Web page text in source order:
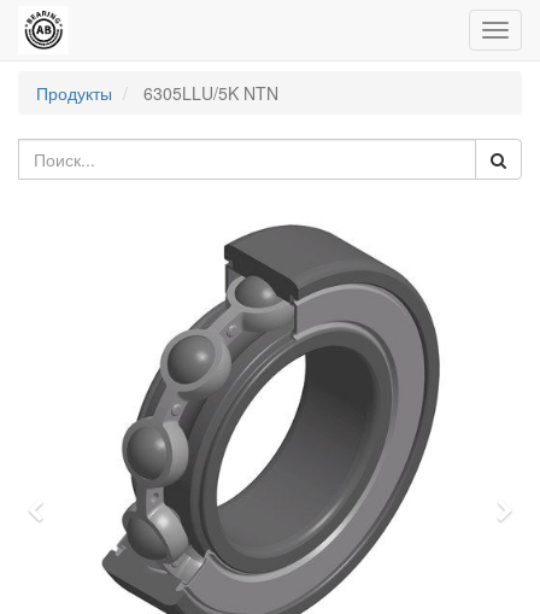
Продукты
6305LLU/5K NTN
Previous